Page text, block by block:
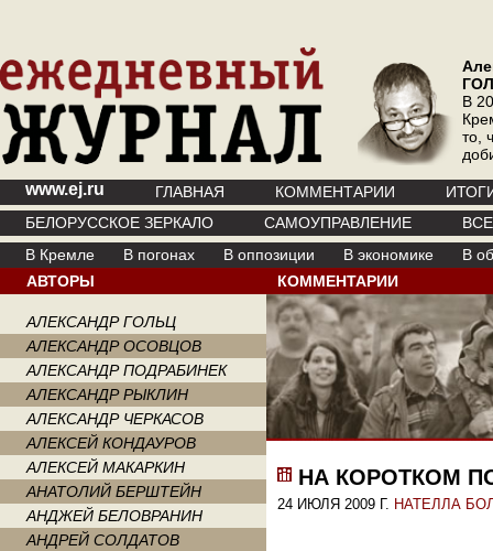
В
то,
www.ej.ru ГЛАВНАЯ КОММЕНТАРИИ
БЕЛОРУССКОЕ ЗЕРКАЛО
САМОУПРАВЛЕНИЕ
В Кремле
В погонах В оппозиции В экономике
В
АВТОРЫ
АЛЕКСАНДР ГОЛЬЦ
АЛЕКСАНДР ОСОВЦОВ
АЛЕКСАНДР ПОДРАБИНЕК
АЛЕКСАНДР РЫКЛИН
АЛЕКСАНДР ЧЕРКАСОВ
АЛЕКСЕЙ КОНДАУРОВ
АЛЕКСЕЙ МАКАРКИН
АНАТОЛИЙ БЕРШТЕЙН
АНДЖЕЙ БЕЛОВРАНИН
АНДРЕЙ СОЛДАТОВ
КОММЕНТАРИИ
НА КОРОТКОМ
24 ИЮЛЯ 2009 Г. НАТЕЛЛА